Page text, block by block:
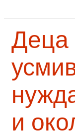
Деца
и